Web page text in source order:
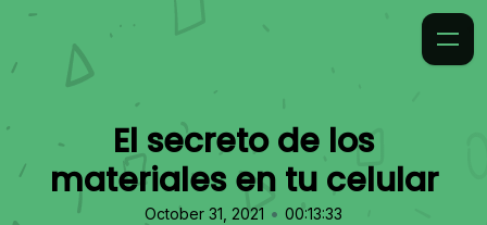
El secreto de los
materiales en tu celular
October 31, 2021 • 00:13:33